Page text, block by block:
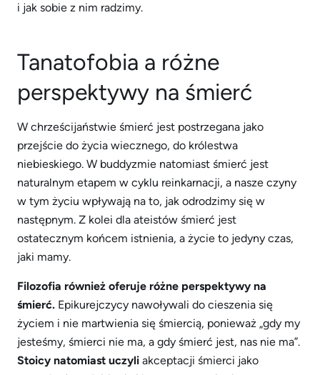
i jak sobie z nim radzimy.
Tanatofobia a różne
perspektywy na śmierć
W chrześcijaństwie śmierć jest postrzegana jako
przejście do życia wiecznego, do królestwa
niebieskiego. W buddyzmie natomiast śmierć jest
naturalnym etapem w cyklu reinkarnacji, a nasze czyny
w tym życiu wpływają na to, jak odrodzimy się w
następnym. Z kolei dla ateistów śmierć jest
ostatecznym końcem istnienia, a życie to jedyny czas,
jaki mamy.
Filozofia również oferuje różne perspektywy na
śmierć. Epikurejczycy nawoływali do cieszenia się
życiem i nie martwienia się śmiercią, ponieważ „gdy my
jesteśmy, śmierci nie ma, a gdy śmierć jest, nas nie ma”.
Stoicy natomiast uczyli akceptacji śmierci jako